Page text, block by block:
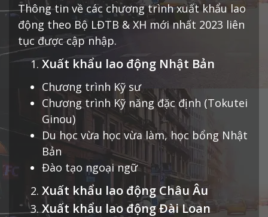
Thông tin về các chương trình xuất khẩu lao
động theo Bộ LĐTB & XH mới nhất 2023 liên
tục được cập nhập.
Xuất khẩu lao động Nhật Bản
Chương trình Kỹ sư
Chương trình Kỹ năng đặc định (Tokutei
Ginou)
Du học vừa học vừa làm, học bổng Nhật
Bản
Đào tạo ngoại ngữ
Xuất khẩu lao động Châu Âu
Xuất khẩu lao động Đài Loan